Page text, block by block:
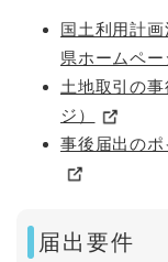
国土利用計
県ホームペー
土地取引の
ジ）
事後届出のポ
​届出要件